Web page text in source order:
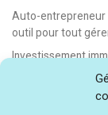
Auto-entrepreneur
outil pour tout
Investissement
location saisonnière
E-learning : les